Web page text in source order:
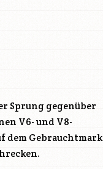
Sprung gegenüber
V6- und V8-
dem